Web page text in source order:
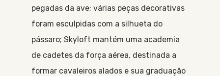
pegadas da ave; várias peças decorativas
foram esculpidas com a silhueta do
pássaro; Skyloft mantém uma academia
de cadetes da força aérea, destinada a
formar cavaleiros alados e sua graduação